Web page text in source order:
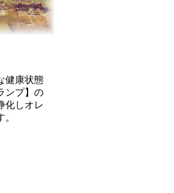
健康状態
ンプ】の
化しオレ